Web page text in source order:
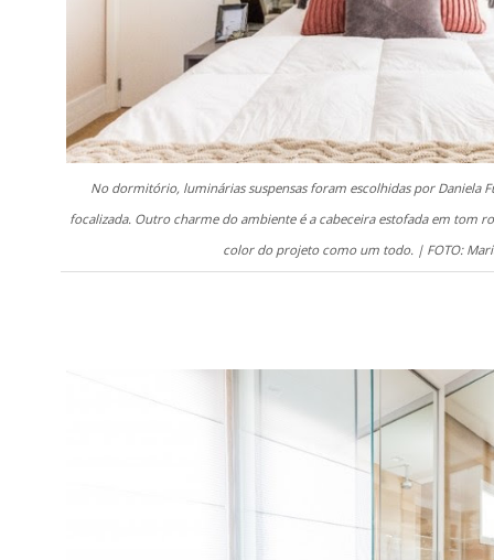
No dormitório, luminárias suspensas foram escolhidas por Daniela
focalizada. Outro charme do ambiente é a cabeceira estofada em tom
color do projeto como um todo. | FOTO: